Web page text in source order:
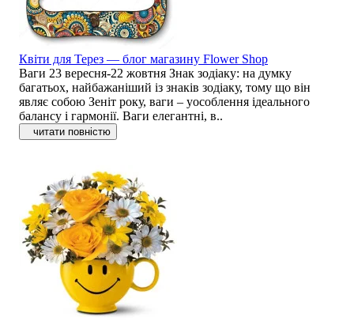
Квіти для Терез — блог магазину Flower Shop
Ваги 23 вересня-22 жовтня Знак зодіаку: на думку
багатьох, найбажаніший із знаків зодіаку, тому що він
являє собою Зеніт року, ваги – уособлення ідеального
балансу і гармонії. Ваги елегантні, в..
читати повністю